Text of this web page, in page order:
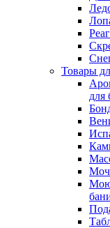
Товары
для